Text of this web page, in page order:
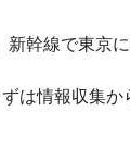
幹線で東京
は情報収集か